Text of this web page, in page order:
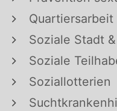
Quartiersarbeit
Soziale Stadt
Soziale
Soziallotterien